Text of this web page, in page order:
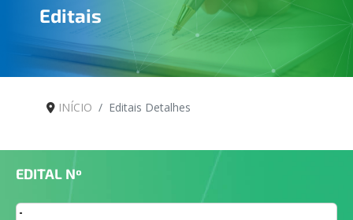
Editais
INÍCIO Editais Detalhes
EDITAL Nº
-